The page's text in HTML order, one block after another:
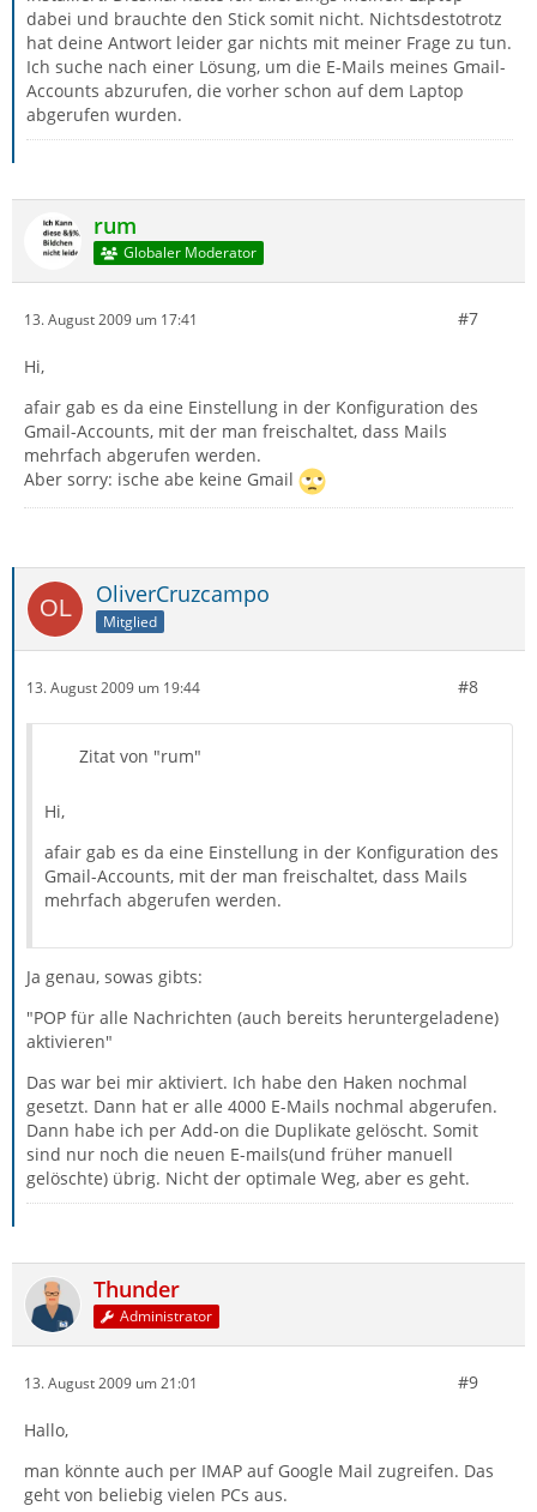
dabei und brauchte den Stick somit nicht. Nichtsdestotrotz
hat deine Antwort leider gar nichts mit meiner Frage zu tun.
Ich suche nach einer Lösung, um die E-Mails meines Gmail-
Accounts abzurufen, die vorher schon auf dem Laptop
abgerufen wurden.
rum
Globaler Moderator
13. August 2009 um 17:41 #7
Hi,
afair gab es da eine Einstellung in der Konfiguration des
Gmail-Accounts, mit der man freischaltet, dass Mails
mehrfach abgerufen werden.
Aber sorry: ische abe keine Gmail
OliverCruzcampo
Mitglied
13. August 2009 um 19:44 #8
Zitat von "rum"
Hi,
afair gab es da eine Einstellung in der Konfiguration des
Gmail-Accounts, mit der man freischaltet, dass Mails
mehrfach abgerufen werden.
Ja genau, sowas gibts:
"POP für alle Nachrichten (auch bereits heruntergeladene)
aktivieren"
Das war bei mir aktiviert. Ich habe den Haken nochmal
gesetzt. Dann hat er alle 4000 E-Mails nochmal abgerufen.
Dann habe ich per Add-on die Duplikate gelöscht. Somit
sind nur noch die neuen E-mails(und früher manuell
gelöschte) übrig. Nicht der optimale Weg, aber es geht.
Thunder
Administrator
13. August 2009 um 21:01 #9
Hallo,
man könnte auch per IMAP auf Google Mail zugreifen. Das
geht von beliebig vielen PCs aus.